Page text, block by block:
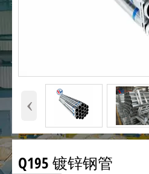
‹
Q195 镀锌钢管